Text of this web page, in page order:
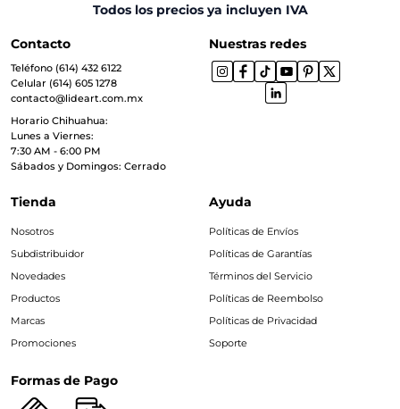
Todos los precios ya incluyen IVA
Contacto
Teléfono (614) 432 6122
Celular (614) 605 1278
contacto@lideart.com.mx
Horario Chihuahua:
Lunes a Viernes:
7:30 AM - 6:00 PM
Sábados y Domingos: Cerrado
Nuestras redes
Tienda
Nosotros
Subdistribuidor
Novedades
Productos
Marcas
Promociones
Ayuda
Políticas de Envíos
Políticas de Garantías
Términos del Servicio
Políticas de Reembolso
Políticas de Privacidad
Soporte
Formas de Pago